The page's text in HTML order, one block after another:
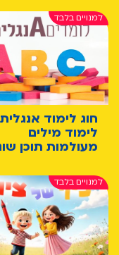
חוג לימוד
לימוד מילים
מעולמות תוכן